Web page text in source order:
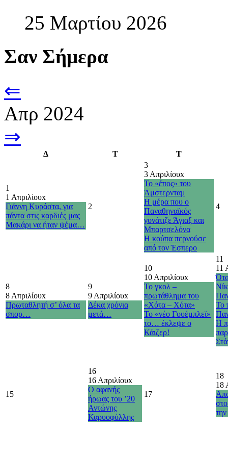
25 Μαρτίου 2026
Σαν Σήμερα
⇐
Απρ 2024
⇒
Δ Τ Τ
1
1 Απριλίουx
Γιάννη Κυράστα, για
πάντα στις καρδιές μας
Μακάρι να ήταν ψέμα…
2
3
3 Απριλίουx
Το «έπος» του
Άμστερνταμ
Η μέρα που ο
Παναθηναϊκός
γονάτιζε Άγιαξ και
Μπαρτσελόνα
Η κούπα περνούσε
από τον Έσπερο
4
8
8 Απριλίουx
Πρωταθλητή σ’ όλα τα
σπορ…
9
9 Απριλίουx
Δέκα χρόνια
μετά…
10
10 Απριλίουx
Το γκολ –
πρωτάθλημα του
«Χότα – Χότα»
Το «νέο Γουέμπλεϊ»
το… έκλεψε ο
Κάιζερ!
11
11
Το
Η
15
16
16 Απριλίουx
Ο αφανής
ήρωας του ’20
Αντώνης
Καρυοφύλλης
17
18
18